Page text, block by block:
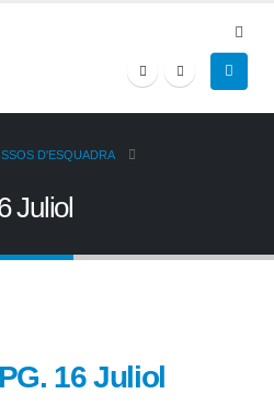
D'ESQUADRA
Juliol
16 Juliol